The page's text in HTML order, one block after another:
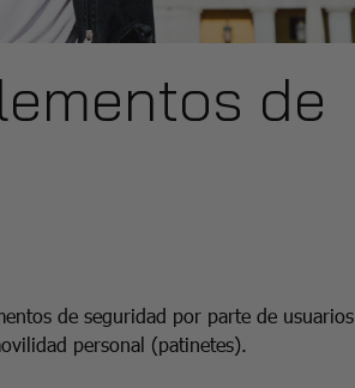
de
de seguridad por parte de usuarios
personal (patinetes).